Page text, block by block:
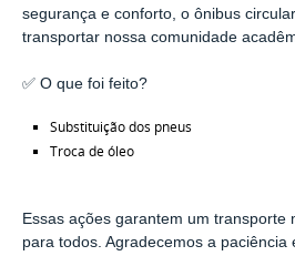
segurança e conforto, o ônibus
transportar nossa comunidade
✅ O que foi feito?
Substituição dos pneus
Troca de óleo
Essas ações garantem um transporte
para todos. Agradecemos a paciência